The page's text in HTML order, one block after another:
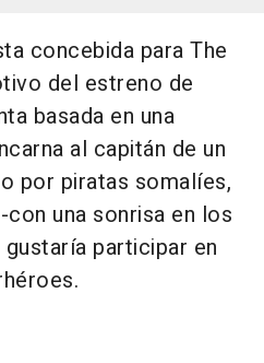
concebida para The
del estreno de
basada en una
al capitán de un
por piratas somalíes,
una sonrisa en los
participar en